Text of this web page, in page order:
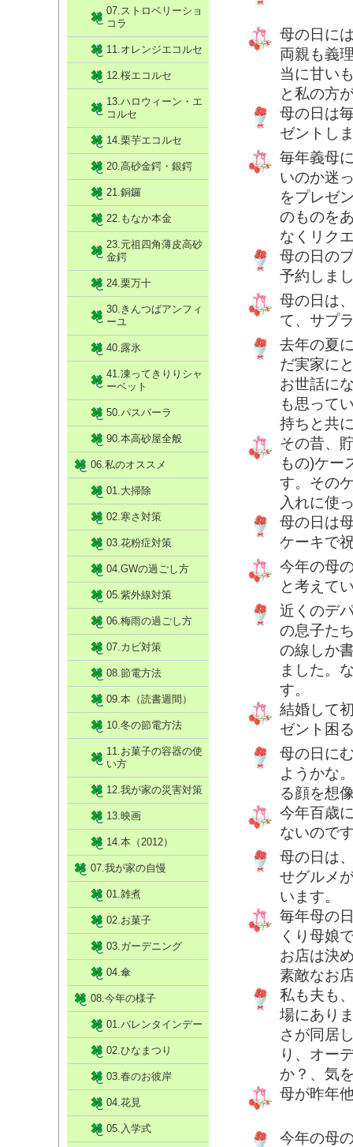
母の日に
両親も義
当に甘い
と私の方
母の日は
ゼントし
毎年義母
いのか迷
をプレゼ
のものを
なくリク
母の日の
予約しま
母の日は
て、サプ
去年の夏
だ実家に
お世話に
も思って
持ちと共
その昔、
もの)ケー
す。その
入れに使
母の日は
ケーキで
今年の母
と考えて
近くのデ
の息子た
の線しか
ました。
す。
結婚して
ゼント困
母の日に
ようかな
る顔を想
今年百歳
ないので
母の日は
せグルメ
います。
毎年母の
くり母娘
お店は決
素敵なお
私も夫も
場にあり
さが同居
り、オー
か？、気
母が昨年
今年の母
07.ストロベリーショ
コラ
11.オレンジエコルセ
12.桜エコルセ
13.ハロウィーン・エ
コルセ
14.栗芋エコルセ
20.高砂金鍔・銀鍔
21.銅鑼
22.もなか本金
23.元祖四角薄皮高砂
金鍔
24.栗万十
30.きんつばアンフィ
ーユ
40.露氷
41.凍ってきりりシャ
ーベット
50.パスパーラ
90.本高砂屋全般
06.私のオススメ
01.大掃除
02.寒さ対策
03.花粉症対策
04.GWの過ごし方
05.紫外線対策
06.梅雨の過ごし方
07.カビ対策
08.節電方法
09.本（読書週間）
10.冬の節電方法
11.お菓子の容器の使
い方
12.我が家の災害対策
13.映画
14.本（2012）
07.我が家の自慢
01.雑煮
02.お菓子
03.ガーデニング
04.傘
08.今年の様子
01.バレンタインデー
02.ひなまつり
03.春のお彼岸
04.花見
05.入学式